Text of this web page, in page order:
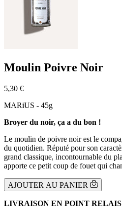
Moulin Poivre Noir
5,30 €
MARiUS - 45g
Broyer du noir, ça a du bon !
Le moulin de poivre noir est le
du quotidien. Réputé pour son
grand classique, incontournable du
apporte ce petit coup de fouet qui
AJOUTER AU PANIER
LIVRAISON EN POINT RELAIS